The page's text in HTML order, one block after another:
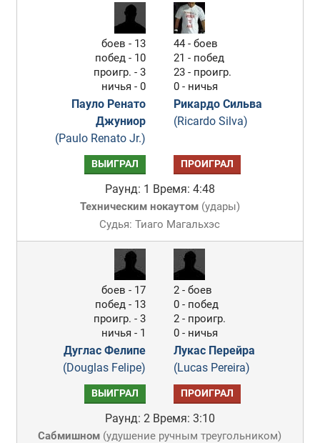
боев - 13
побед - 10
проигр. - 3
ничья - 0
Пауло Ренато
Джуниор
(Paulo Renato Jr.)
44 - боев
21 - побед
23 - проигр.
0 - ничья
Рикардо Сильва
(Ricardo Silva)
ВЫИГРАЛ ПРОИГРАЛ
Раунд: 1 Время: 4:48
Техническим нокаутом(удары)
Судья: Тиаго Магальхэс
боев - 17
побед - 13
проигр. - 3
ничья - 1
Дуглас Фелипе
(Douglas Felipe)
2 - боев
0 - побед
2 - проигр.
0 - ничья
Лукас Перейра
(Lucas Pereira)
ВЫИГРАЛ ПРОИГРАЛ
Раунд: 2 Время: 3:10
Сабмишном (удушение ручным треугольником)